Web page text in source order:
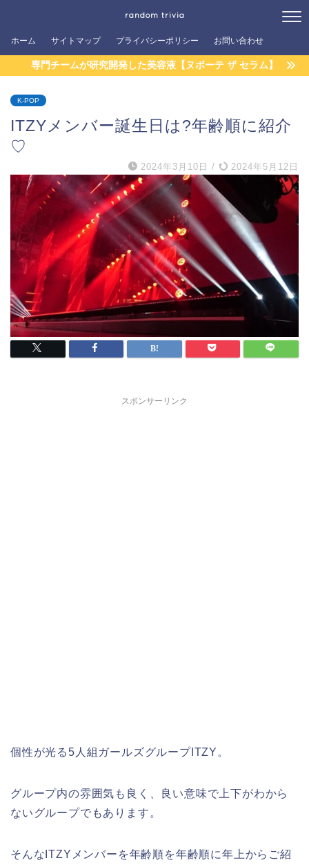
random trivia
ホーム サイトマップ プライバシーポリシー お問い合わせ
専門チームが研究開発した美容液【ヌボーテ ザ セラム】
K-POP
ITZYメンバー誕生日は?年齢順に紹介
♡
2024年3月10日 / 2024年5月12日
スポンサーリンク
個性が光る5人組ガールズグループITZY。
グループ内の雰囲気も良く、良い意味で上下がわから
ないグループでもあります。
そんなITZYメンバーを年齢順を年齢順に年上からご紹